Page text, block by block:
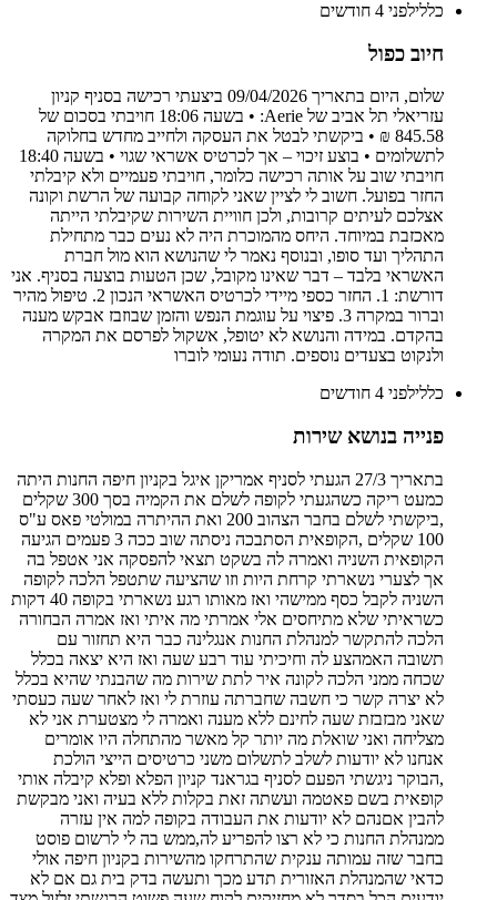
כללילפני 4 חודשים
חיוב כפול
שלום, היום בתאריך 09/04/2026 ביצעתי רכישה בסניף קניון
עזריאלי תל אביב של Aerie: • בשעה 18:06 חויבתי בסכום של
845.58 ₪ • ביקשתי לבטל את העסקה ולחייב מחדש בחלוקה
לתשלומים • בוצע זיכוי – אך לכרטיס אשראי שגוי • בשעה 18:40
חויבתי שוב על אותה רכישה כלומר, חויבתי פעמיים ולא קיבלתי
החזר בפועל. חשוב לי לציין שאני לקוחה קבועה של הרשת וקונה
אצלכם לעיתים קרובות, ולכן חוויית השירות שקיבלתי הייתה
מאכזבת במיוחד. היחס מהמוכרת היה לא נעים כבר מתחילת
התהליך ועד סופו, ובנוסף נאמר לי שהנושא הוא מול חברת
האשראי בלבד – דבר שאינו מקובל, שכן הטעות בוצעה בסניף. אני
דורשת: 1. החזר כספי מיידי לכרטיס האשראי הנכון 2. טיפול מהיר
וברור במקרה 3. פיצוי על עוגמת הנפש והזמן שבוזבז אבקש מענה
בהקדם. במידה והנושא לא יטופל, אשקול לפרסם את המקרה
ולנקוט בצעדים נוספים. תודה נעומי לוברו
כללילפני 4 חודשים
פנייה בנושא שירות
בתאריך 27/3 הגעתי לסניף אמריקן איגל בקניון חיפה החנות היתה
כמעט ריקה כשהגעתי לקופה לשלם את הקמיה בסך 300 שקלים
,ביקשתי לשלם בחבר הצהוב 200 ואת ההיתרה במולטי פאס ע"ס
100 שקלים ,הקופאית הסתבכה ניסתה שוב ככה 3 פעמים הגיעה
הקופאית השניה ואמרה לה בשקט תצאי להפסקה אני אטפל בה
אך לצערי נשארתי קרחת היות וזו שהציעה שתטפל הלכה לקופה
השניה לקבל כסף ממישהי ואז מאותו רגע נשארתי בקופה 40 דקות
כשראיתי שלא מתיחסים אלי אמרתי מה איתי ואז אמרה הבחורה
הלכה להתקשר למנהלת החנות אנגלינה כבר היא תחזור עם
תשובה האמהצע לה וחיכיתי עוד רבע שעה ואז היא יצאה בכלל
שכחה ממני הלכה לקונה איר לתת שירות מה שהבנתי שהיא בכלל
לא יצרה קשר כי חשבה שחברתה עוזרת לי ואז לאחר שעה כעסתי
שאני מבזבזת שעה לחינם ללא מענה ואמרה לי מצטערת אני לא
מצליחה ואני שואלת מה יותר קל מאשר מהתחלה היו אומרים
אנחנו לא יודעות לשלב לתשלום משני כרטיסים הייצי הולכת
,הבוקר ניגשתי הפעם לסניף בגראנד קניון הפלא ופלא קיבלה אותי
קופאית בשם פאטמה ועשתה זאת בקלות ללא בעיה ואני מבקשת
להבין אםנהם לא יודעות את העבודה בקופה למה אין עזרה
ממנהלת החנות כי לא רצו להפריע לה,ממש בה לי לרשום פוסט
בחבר שזה עמותה ענקית שהתרחקו מהשירות בקניון חיפה אולי
כדאי שהמנהלת האזורית תדע מכך ותעשה בדק בית גם אם לא